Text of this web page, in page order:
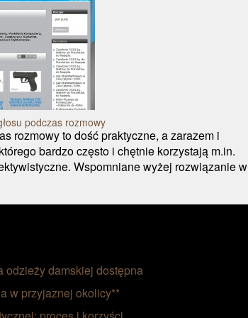
podczas rozmowy
rozmowy to dość praktyczne, a zarazem i
bardzo często i chętnie korzystają m.in.
Wspomniane wyżej rozwiązanie w
odzieży damskiej dostępna
w przyjaznej okolicy**